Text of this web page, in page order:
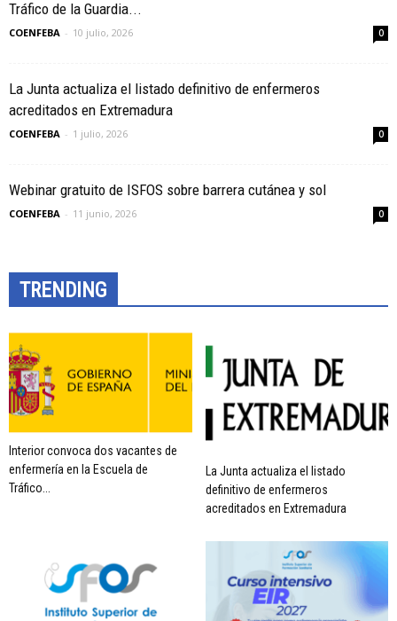
Tráfico de la Guardia...
COENFEBA - 10 julio, 2026 0
La Junta actualiza el listado definitivo de enfermeros
acreditados en Extremadura
COENFEBA - 1 julio, 2026 0
Webinar gratuito de ISFOS sobre barrera cutánea y sol
COENFEBA - 11 junio, 2026 0
TRENDING
Interior convoca dos vacantes de
enfermería en la Escuela de
Tráfico...
La Junta actualiza el listado
definitivo de enfermeros
acreditados en Extremadura